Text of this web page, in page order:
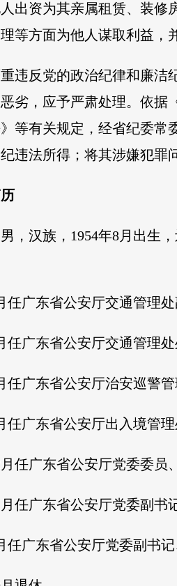
出资为其亲属租赁、装修
等方面为他人谋取利益，
违反党的政治纪律和廉洁
劣，应予严肃处理。依
等有关规定，经省纪委
违法所得；将其涉嫌犯罪
，汉族，1954年8月出生
任广东省公安厅交通管理
任广东省公安厅交通管理
任广东省公安厅治安巡警
任广东省公安厅出入境管
月任广东省公安厅党委委员
月任广东省公安厅党委副书
任广东省公安厅党委副书